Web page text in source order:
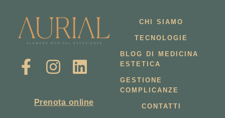
Prenota online
CHI SIAMO
TECNOLOGIE
BLOG DI MEDICINA
ESTETICA
GESTIONE
COMPLICANZE
CONTATTI